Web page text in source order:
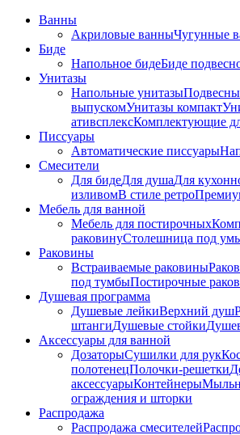
Ванны
Акриловые ванныЧугунные
Биде
Напольное бидеБиде
Унитазы
Напольные унитазы
выпускомУнитазы компакт
ативсплексКомплектующие
Писсуары
Автоматические писсуары
Смесители
Для бидеДля душаДля
изливомВ стиле ретро
Мебель для ванной
Мебель для постирочных
раковинуСтолешница под
Раковины
Встраиваемые раковины
под тумбыПостирочные
Душевая программа
Душевые лейкиВерхний душ
штангиДушевые стойки
Аксессуары для ванной
ДозаторыСушилки для рук
полотенецПолочки-решетки
аксессуарыКонтейнеры
ограждения и шторки
Распродажа
Распродажа смесителей